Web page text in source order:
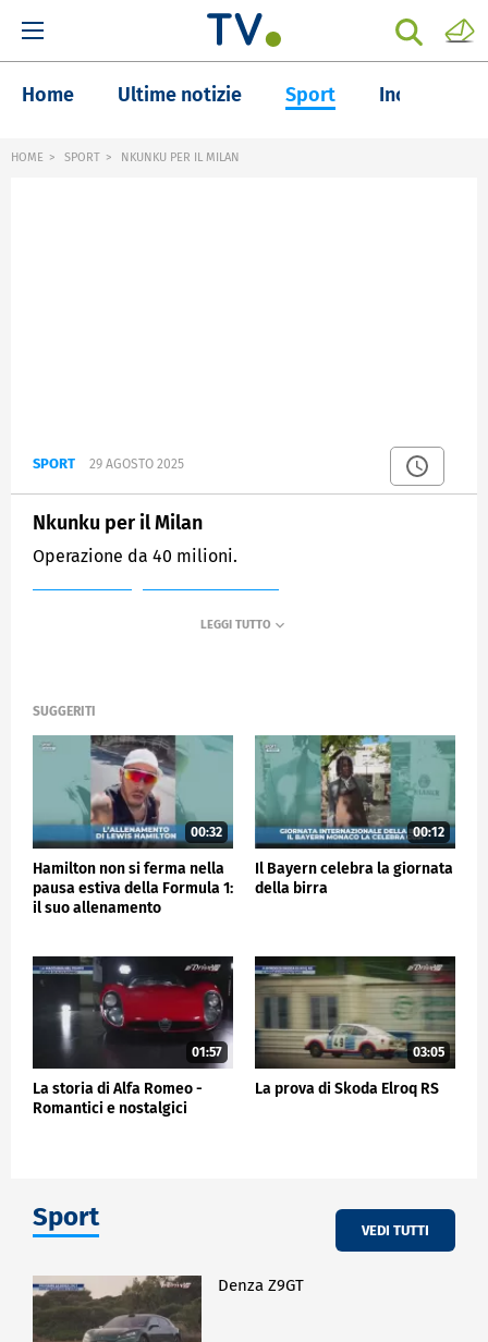
Home Ultime notizie Sport Inchieste
HOME SPORT NKUNKU PER IL MILAN
SPORT 29 AGOSTO 2025
Nkunku per il Milan
Operazione da 40 milioni.
SUGGERITI
00:32
Hamilton non si ferma nella
pausa estiva della Formula 1:
il suo allenamento
00:12
Il Bayern celebra la giornata
della birra
01:57
La storia di Alfa Romeo -
Romantici e nostalgici
03:05
La prova di Skoda Elroq RS
Sport VEDI TUTTI
Denza Z9GT